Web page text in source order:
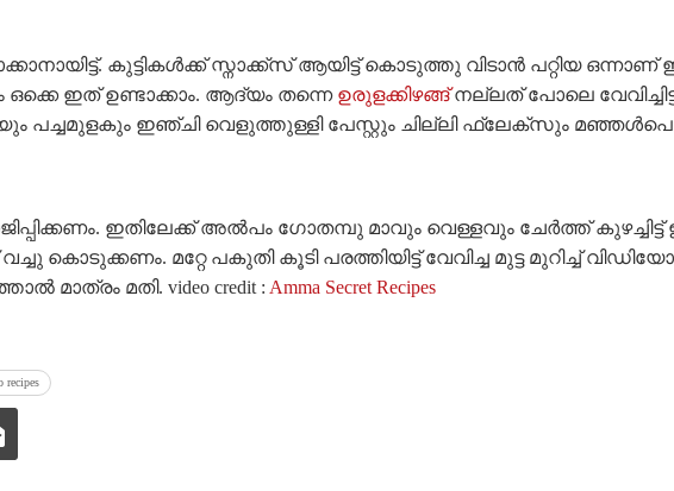
കുട്ടികൾക്ക് സ്നാക്ക്സ് ആയിട്ട് കൊടുത്തു വിടാൻ പറ്റിയ
ഒക്കെ ഇത് ഉണ്ടാക്കാം. ആദ്യം തന്നെ ഉരുളക്കിഴങ്ങ്നല്ലത് പോലെ
പച്ചമുളകും ഇഞ്ചി വെളുത്തുള്ളി പേസ്റ്റും ചില്ലി ഫ്ലേക്സും
ഇതിലേക്ക് അൽപം ഗോതമ്പു മാവും വെള്ളവും ചേർത്ത്
വച്ചു കൊടുക്കണം. മറ്റേ പകുതി കൂടി പരത്തിയിട്ട് വേവിച്ച മുട്ട മുറിച്ച്
മതി. video credit : Amma Secret Recipes
recipes